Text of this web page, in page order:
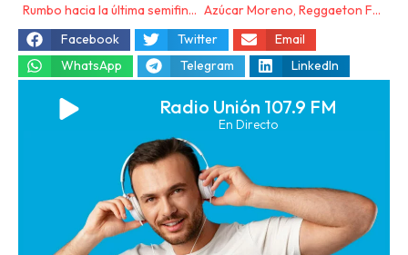
Rumbo hacia la última semifinal del 64º Cante de las Minas
Azúcar Moreno, Reggaeton Fest y La Noche Remember destacan en la programación de las fiestas de La Unión 2025
Facebook
Twitter
Email
WhatsApp
Telegram LinkedIn
Radio Unión 107.9 FM
En Directo